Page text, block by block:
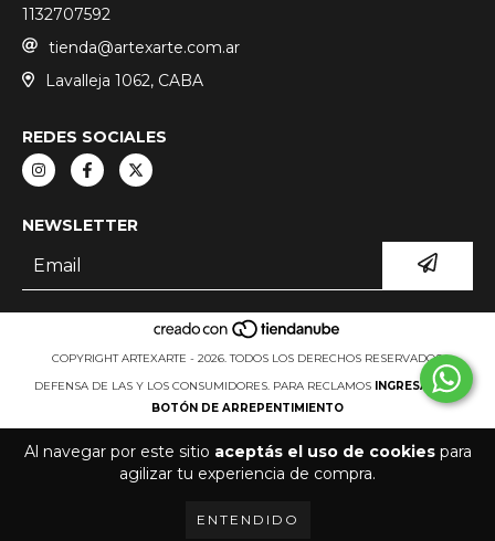
Al navegar por este sitio aceptás el uso de cookiespara
agilizar tu experiencia de compra.
ENTENDIDO
1132707592
tienda@artexarte.com.ar
Lavalleja 1062, CABA
REDES SOCIALES
NEWSLETTER
COPYRIGHT ARTEXARTE - 2026. TODOS LOS DERECHOS RESERVADOS.
DEFENSA DE LAS Y LOS CONSUMIDORES. PARA RECLAMOS INGRESÁ ACÁ.
BOTÓN DE ARREPENTIMIENTO